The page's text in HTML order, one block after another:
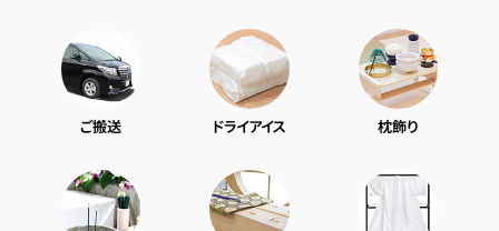
ご搬送 ドライアイス 枕飾り